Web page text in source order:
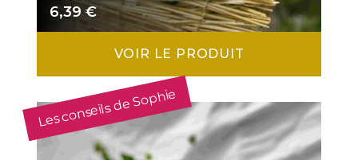
6,39 €
VOIR LE PRODUIT
Les conseils de Sophie